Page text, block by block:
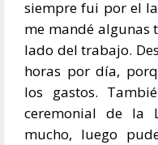
siempre fui por el
me mandé algunas
lado del trabajo.
horas por día,
los gastos.
ceremonial de la
mucho, luego